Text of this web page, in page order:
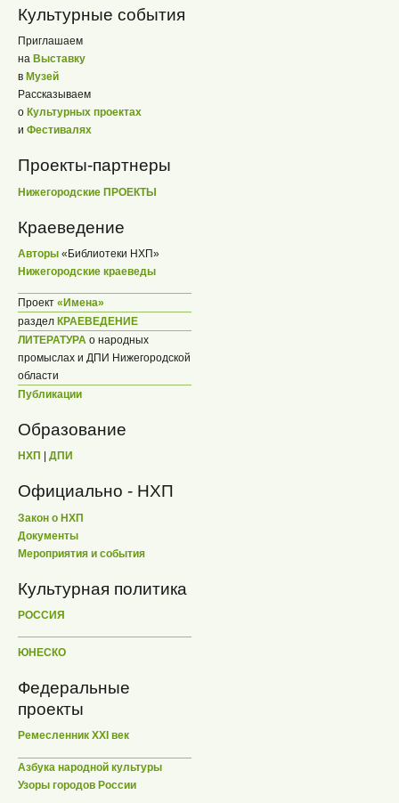
Культурные события
Приглашаем
на Выставку
в Музей
Рассказываем
о Культурных проектах
и Фестивалях
Проекты-партнеры
Нижегородские ПРОЕКТЫ
Краеведение
Авторы «Библиотеки НХП»
Нижегородские краеведы
Проект «Имена»
раздел КРАЕВЕДЕНИЕ
ЛИТЕРАТУРА о народных
промыслах и ДПИ Нижегородской
области
Публикации
Образование
НХП ДПИ
Официально - НХП
Закон о НХП
Документы
Мероприятия и события
Культурная политика
РОССИЯ
ЮНЕСКО
Федеральные
проекты
Ремесленник XXI век
Азбука народной культуры
Узоры городов России